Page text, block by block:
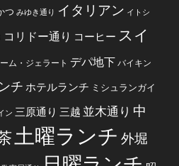
つ みゆき通り イタリアン イトシ
コリドー通り コーヒー スイ
ム・ジェラート デパ地下 バイキン
チ ホテルランチ ミシュランガイ
ン 三原通り 三越 並木通り 中
土曜ランチ 外堀